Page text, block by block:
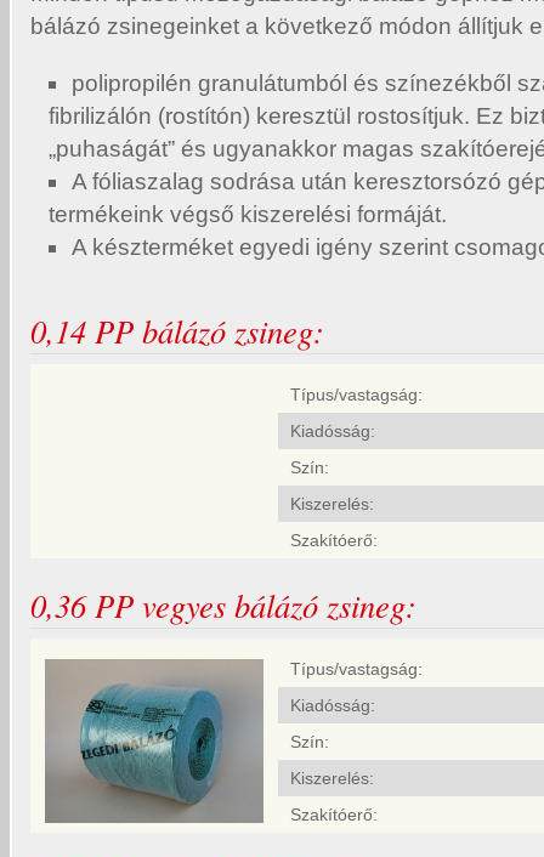
bálázó zsinegeinket a következő módon állítjuk
polipropilén granulátumból és színezékből
fibrilizálón (rostítón) keresztül rostosítjuk. Ez
„puhaságát” és ugyanakkor magas
A fóliaszalag sodrása után keresztorsózó
termékeink végső kiszerelési formáját.
A készterméket egyedi igény szerint
0,14 PP bálázó zsineg:
Típus/vastagság:
Kiadósság:
Szín:
Kiszerelés:
Szakítóerő:
0,36 PP vegyes bálázó zsineg:
Típus/vastagság:
Kiadósság:
Szín:
Kiszerelés:
Szakítóerő: